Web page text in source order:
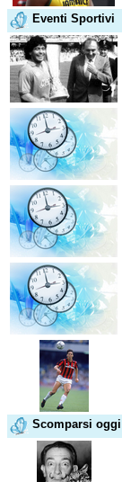
Eventi Sportivi
Scomparsi oggi